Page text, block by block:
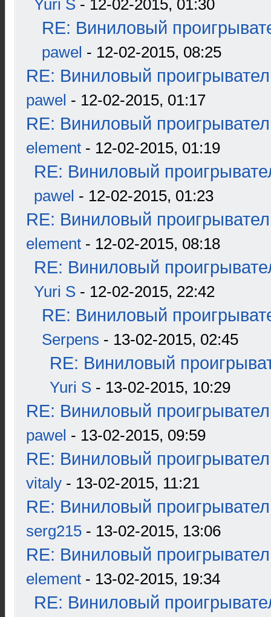
Yuri S - 12-02-2015, 01:30
RE: Виниловый
pawel - 12-02-2015, 08:25
RE: Виниловый
pawel - 12-02-2015, 01:17
RE: Виниловый
element - 12-02-2015, 01:19
RE: Виниловый
pawel - 12-02-2015, 01:23
RE: Виниловый
element - 12-02-2015, 08:18
RE: Виниловый
Yuri S - 12-02-2015, 22:42
RE: Виниловый
Serpens - 13-02-2015, 02:45
RE: Виниловый
Yuri S - 13-02-2015, 10:29
RE: Виниловый
pawel - 13-02-2015, 09:59
RE: Виниловый
vitaly - 13-02-2015, 11:21
RE: Виниловый
serg215 - 13-02-2015, 13:06
RE: Виниловый
element - 13-02-2015, 19:34
RE: Виниловый